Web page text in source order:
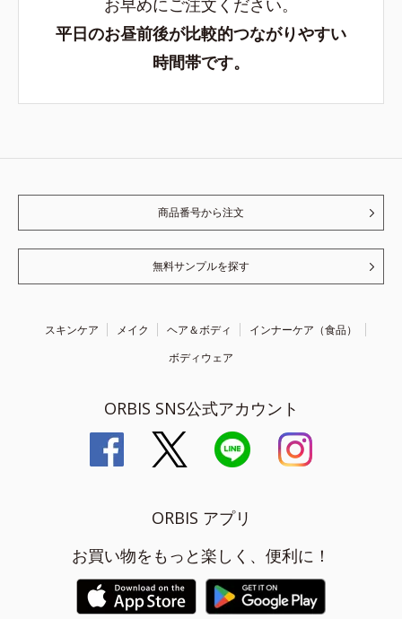
お早めにご注文ください。
平日のお昼前後が比較的つながりやすい
時間帯です。
商品番号から注文
無料サンプルを探す
スキンケア メイク ヘア＆ボディ
インナーケア（食品）
ボディウェア
ORBIS SNS公式アカウント
ORBIS アプリ
お買い物をもっと楽しく、便利に！